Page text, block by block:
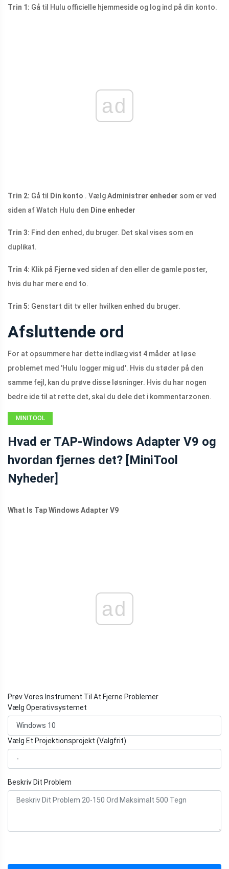
Trin 1: Gå til Hulu officielle hjemmeside og log ind på din konto.
ad
Trin 2: Gå til Din konto . VælgAdministrer enheder som er ved
siden af ​​Watch Hulu den Dine enheder
Trin 3: Find den enhed, du bruger. Det skal vises som en
duplikat.
Trin 4: Klik på Fjerneved siden af ​​den eller de gamle poster,
hvis du har mere end to.
Trin 5: Genstart dit tv eller hvilken enhed du bruger.
Afsluttende ord
For at opsummere har dette indlæg vist 4 måder at løse
problemet med 'Hulu logger mig ud'. Hvis du støder på den
samme fejl, kan du prøve disse løsninger. Hvis du har nogen
bedre ide til at rette det, skal du dele det i kommentarzonen.
MINITOOL
Hvad er TAP-Windows Adapter V9 og
hvordan fjernes det? [MiniTool
Nyheder]
What Is Tap Windows Adapter V9
ad
Prøv Vores Instrument Til At Fjerne Problemer
Vælg Operativsystemet
Vælg Et Projektionsprojekt (Valgfrit)
Beskriv Dit Problem